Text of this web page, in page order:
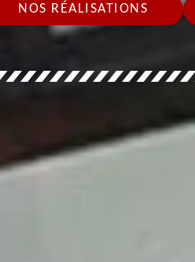
NOS RÉALISATIONS